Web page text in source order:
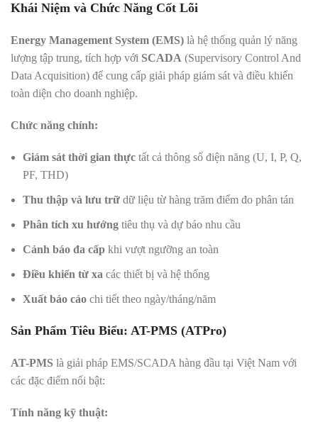
Khái Niệm và Chức Năng Cốt Lõi
Energy Management System (EMS) là hệ thống quản lý năng
lượng tập trung, tích hợp với SCADA (Supervisory Control And
Data Acquisition) để cung cấp giải pháp giám sát và điều khiển
toàn diện cho doanh nghiệp.
Chức năng chính:
Giám sát thời gian thực tất cả thông số điện năng (U, I, P, Q,
PF, THD)
Thu thập và lưu trữ dữ liệu từ hàng trăm điểm đo phân tán
Phân tích xu hướng tiêu thụ và dự báo nhu cầu
Cảnh báo đa cấp khi vượt ngưỡng an toàn
Điều khiển từ xa các thiết bị và hệ thống
Xuất báo cáo chi tiết theo ngày/tháng/năm
Sản Phẩm Tiêu Biểu: AT-PMS (ATPro)
AT-PMS là giải pháp EMS/SCADA hàng đầu tại Việt Nam với
các đặc điểm nổi bật:
Tính năng kỹ thuật: